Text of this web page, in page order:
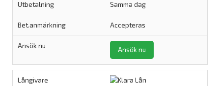
Samma dag
Accepteras
Ansök nu